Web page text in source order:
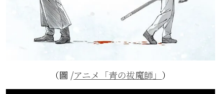
（圖 /アニメ「青の祓魔師」 ）